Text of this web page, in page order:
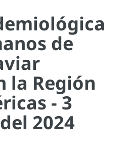
de
la Región
- 3
2024